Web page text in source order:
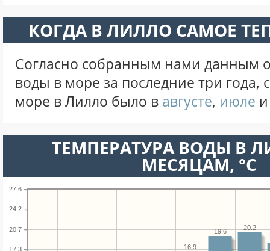
КОГДА В ЛИЛЛО САМОЕ
Согласно собранным нами данным
воды в море за последние три
море в Лилло было в августе, июле
ТЕМПЕРАТУРА ВОДЫ В
МЕСЯЦАМ, °C
17.3
20.7
24.2
27.6
20.2
19.6
16.9